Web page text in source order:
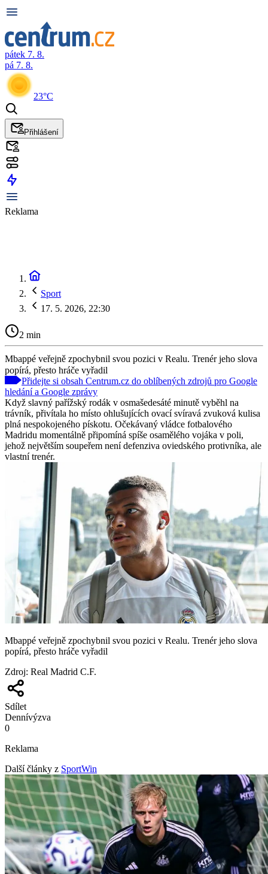
pátek 7. 8.
pá 7. 8.
23°C
Přihlášení
Reklama
Sport
17. 5. 2026, 22:30
2 min
Mbappé veřejně zpochybnil svou pozici v Realu. Trenér jeho slova
popírá, přesto hráče vyřadil
Přidejte si obsah Centrum.cz do oblíbených zdrojů pro Google
hledání a Google zprávy
Když slavný pařížský rodák v osmašedesáté minutě vyběhl na
trávník, přivítala ho místo ohlušujících ovací svíravá zvuková kulisa
plná nespokojeného pískotu. Očekávaný vládce fotbalového
Madridu momentálně připomíná spíše osamělého vojáka v poli,
jehož největším soupeřem není defenziva oviedského protivníka, ale
vlastní trenér.
Mbappé veřejně zpochybnil svou pozici v Realu. Trenér jeho slova
popírá, přesto hráče vyřadil
Zdroj: Real Madrid C.F.
Sdílet
Dennívýzva
0
Reklama
Další články z SportWin